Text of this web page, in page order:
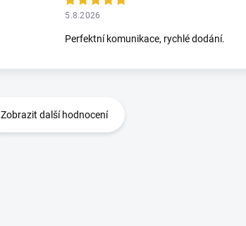
5.8.2026
Perfektní komunikace, rychlé dodání.
Zobrazit další hodnocení